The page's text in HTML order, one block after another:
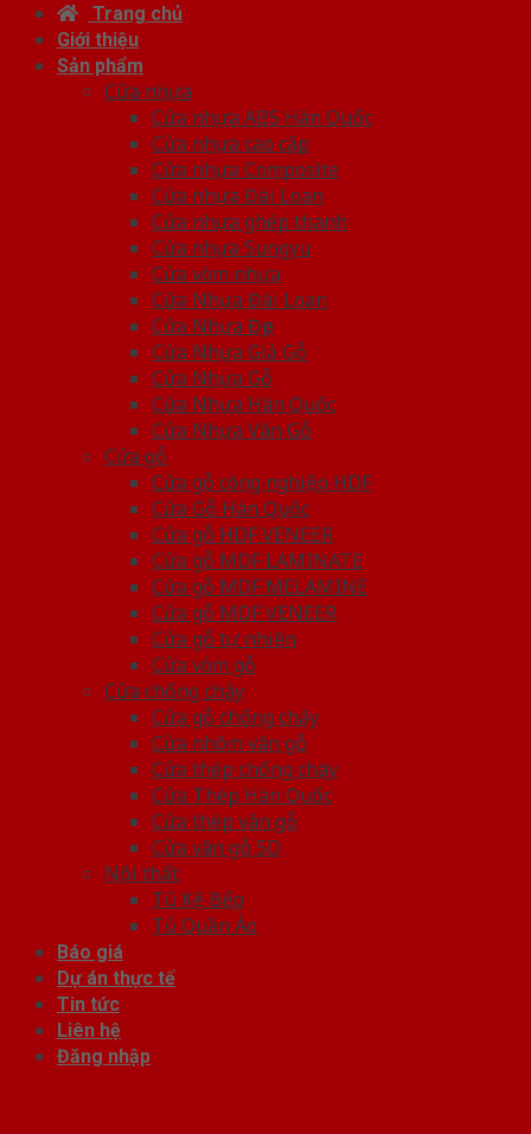
Trang chủ
Giới thiệu
Sản phẩm
Cửa nhựa
Cửa nhựa ABS Hàn Quốc
Cửa nhựa cao cấp
Cửa nhựa Composite
Cửa nhựa Đài Loan
Cửa nhựa ghép thanh
Cửa nhựa Sungyu
Cửa vòm nhựa
Cửa Nhựa Đài Loan
Cửa Nhựa Đẹp
Cửa Nhựa Giả Gỗ
Cửa Nhựa Gỗ
Cửa Nhựa Hàn Quốc
Cửa Nhựa Vân Gỗ
Cửa gỗ
Cửa gỗ công nghiệp HDF
Cửa Gỗ Hàn Quốc
Cửa gỗ HDF VENEER
Cửa gỗ MDF LAMINATE
Cửa gỗ MDF MELAMINE
Cửa gỗ MDF VENEER
Cửa gỗ tự nhiên
Cửa vòm gỗ
Cửa chống cháy
Cửa gỗ chống cháy
Cửa nhôm vân gỗ
Cửa thép chống cháy
Cửa Thép Hàn Quốc
Cửa thép vân gỗ
Cửa vân gỗ 5D
Nội thất
Tủ Kệ Bếp
Tủ Quần Áo
Báo giá
Dự án thực tế
Tin tức
Liên hệ
Đăng nhập